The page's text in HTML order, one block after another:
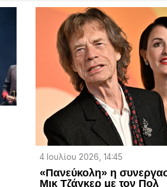
4 Ιουλίου 2026, 14:45
«Πανεύκολη» η
Μικ Τζάγκερ με τον Πολ